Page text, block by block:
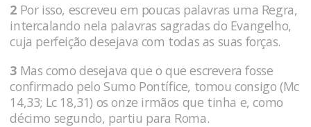
2 Por isso, escreveu em poucas palavras uma Regra,
intercalando nela palavras sagradas do Evangelho,
cuja perfeição desejava com todas as suas forças.
3 Mas como desejava que o que escrevera fosse
confirmado pelo Sumo Pontífice, tomou consigo (Mc
14,33; Lc 18,31) os onze ir­mãos que tinha e, como
décimo segundo, partiu para Roma.